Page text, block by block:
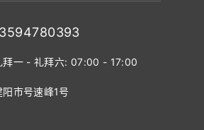
拜一 - 礼拜六: 07:00 - 17:00
阳市号速峰1号